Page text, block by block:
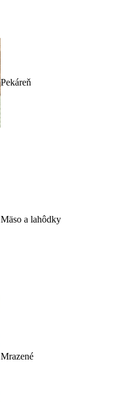
Pekáreň
Mäso a lahôdky
Mrazené